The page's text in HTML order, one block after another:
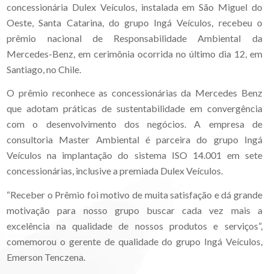
concessionária Dulex Veículos, instalada em São Miguel do
Oeste, Santa Catarina, do grupo Ingá Veículos, recebeu o
prêmio nacional de Responsabilidade Ambiental da
Mercedes-Benz, em cerimônia ocorrida no último dia 12, em
Santiago, no Chile.
O prêmio reconhece as concessionárias da Mercedes Benz
que adotam práticas de sustentabilidade em convergência
com o desenvolvimento dos negócios. A empresa de
consultoria Master Ambiental é parceira do grupo Ingá
Veículos na implantação do sistema ISO 14.001 em sete
concessionárias, inclusive a premiada Dulex Veículos.
“Receber o Prêmio foi motivo de muita satisfação e dá grande
motivação para nosso grupo buscar cada vez mais a
excelência na qualidade de nossos produtos e serviços”,
comemorou o gerente de qualidade do grupo Ingá Veículos,
Emerson Tenczena.